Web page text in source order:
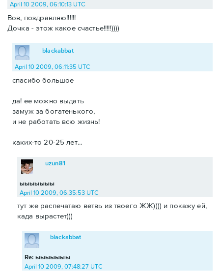
April 10 2009, 06:10:13 UTC
Вов, поздравляю!!!!!!
Дочка - этож какое счастье!!!!!))))
blackabbat
April 10 2009, 06:11:35 UTC
спасибо большое
да! ее можно выдать
замуж за богатенького,
и не работать всю жизнь!
каких-то 20-25 лет...
ыыыыыыы
uzun81
April 10 2009, 06:35:53 UTC
тут же распечатаю ветвь из твоего ЖЖ)))) и покажу ей,
када вырастет)))
Re: ыыыыыыы
blackabbat
April 10 2009, 07:48:27 UTC